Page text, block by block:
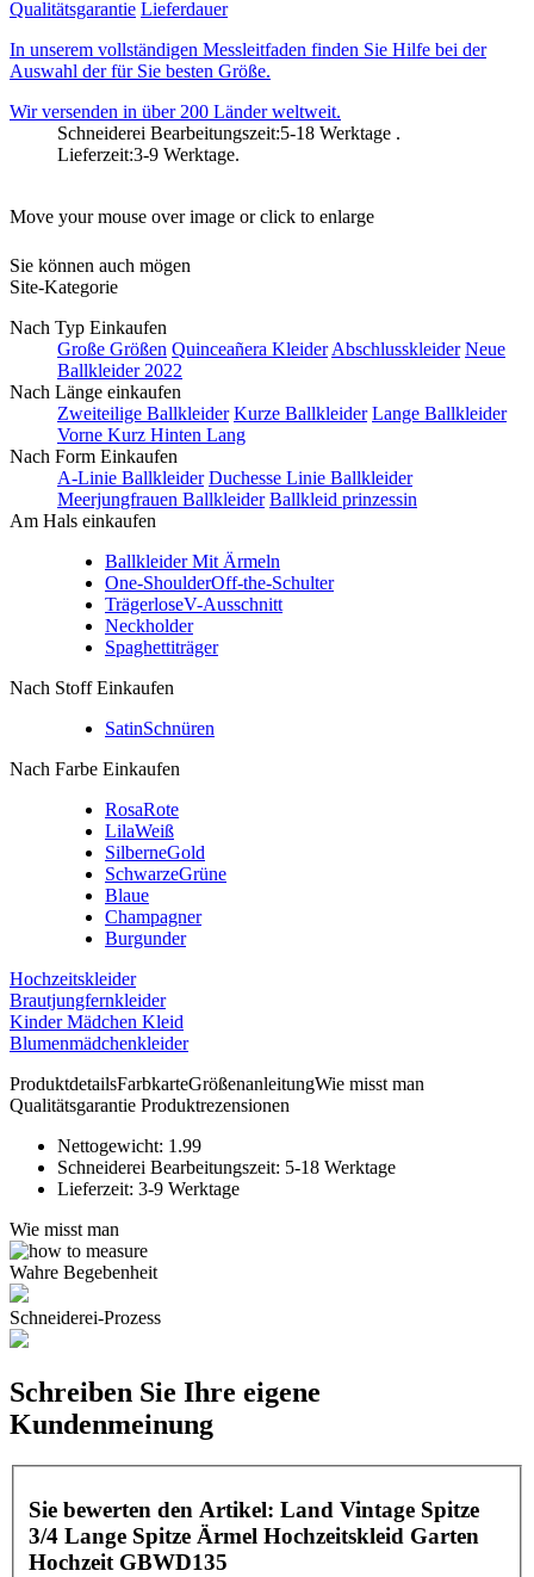
Qualitätsgarantie Lieferdauer
In unserem vollständigen Messleitfaden finden Sie Hilfe bei der
Auswahl der für Sie besten Größe.
Wir versenden in über 200 Länder weltweit.
Schneiderei Bearbeitungszeit:5-18 Werktage .
Lieferzeit:3-9 Werktage.
Move your mouse over image or click to enlarge
Sie können auch mögen
Site-Kategorie
Nach Typ Einkaufen
Große Größen Quinceañera KleiderAbschlusskleider Neue
Ballkleider 2022
Nach Länge einkaufen
Zweiteilige Ballkleider Kurze Ballkleider Lange Ballkleider
Vorne Kurz Hinten Lang
Nach Form Einkaufen
A-Linie Ballkleider Duchesse Linie Ballkleider
Meerjungfrauen Ballkleider Ballkleid prinzessin
Am Hals einkaufen
Ballkleider Mit Ärmeln
One-ShoulderOff-the-Schulter
TrägerloseV-Ausschnitt
Neckholder
Spaghettiträger
Nach Stoff Einkaufen
SatinSchnüren
Nach Farbe Einkaufen
RosaRote
LilaWeiß
SilberneGold
SchwarzeGrüne
Blaue
Champagner
Burgunder
Hochzeitskleider
Brautjungfernkleider
Kinder Mädchen Kleid
Blumenmädchenkleider
ProduktdetailsFarbkarteGrößenanleitungWie misst man
Qualitätsgarantie Produktrezensionen
Nettogewicht: 1.99
Schneiderei Bearbeitungszeit: 5-18 Werktage
Lieferzeit: 3-9 Werktage
Wie misst man
Wahre Begebenheit
Schneiderei-Prozess
Schreiben Sie Ihre eigene
Kundenmeinung
Sie bewerten den Artikel: Land Vintage Spitze
3/4 Lange Spitze Ärmel Hochzeitskleid Garten
Hochzeit GBWD135